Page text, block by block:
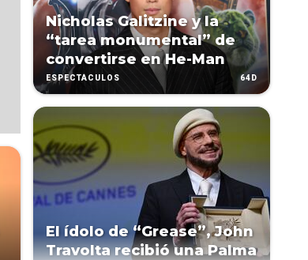
Nicholas Galitzine y la
“tarea monumental” de
convertirse en He-Man
ESPECTÁCULOS 64D
El ídolo de “Grease”, John
Travolta recibió una Palma